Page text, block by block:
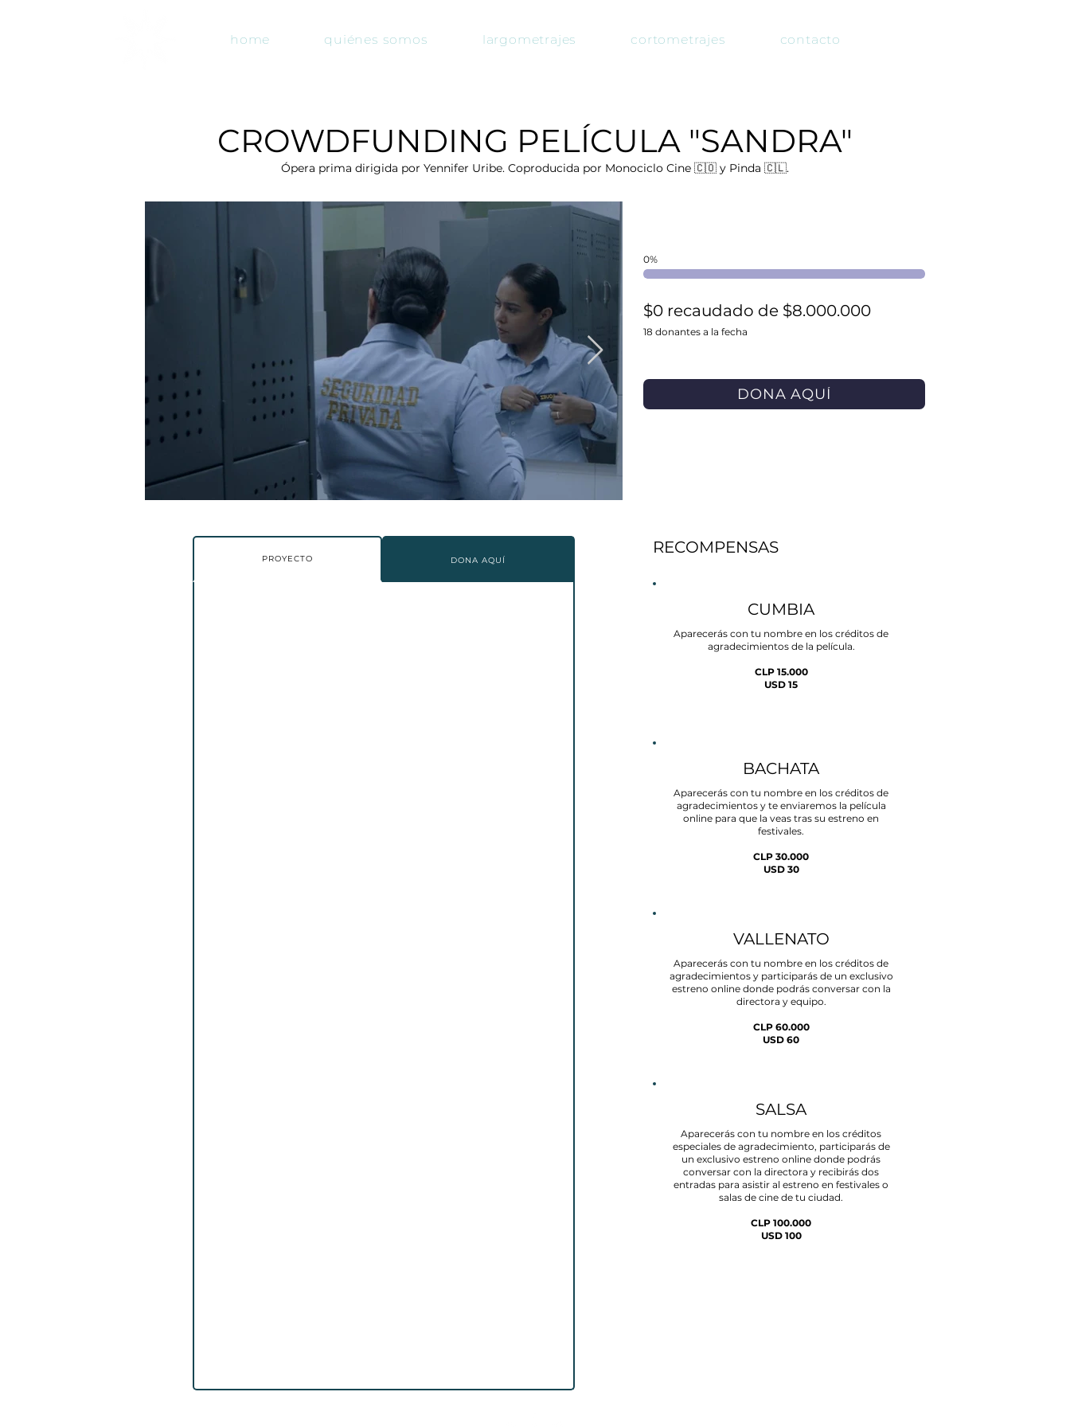
home quiénes somos largometrajes cortometrajes contacto
CROWDFUNDING PELÍCULA "SANDRA"
Ópera prima dirigida por Yennifer Uribe. Coproducida por Monociclo Cine 🇨🇴y Pinda 🇨🇱.
$0 recaudado de $8.000.000
18 donantes a la fecha
DONA AQUÍ
0%
PROYECTO DONA AQUÍ
RECOMPENSAS
CUMBIA
Aparecerás con tu nombre en los créditos de
agradecimientos de la película.
CLP 15.000
USD 15
BACHATA
Aparecerás con tu nombre en los créditos de
agradecimientos y te enviaremos la película
online para que la veas tras su estreno en
festivales.
CLP 30.000
USD 30
VALLENATO
Aparecerás con tu nombre en los créditos de
agradecimientos y participarás de un exclusivo
estreno online donde podrás conversar con la
directora y equipo.
CLP 60.000
USD 60
SALSA
Aparecerás con tu nombre en los créditos
especiales de agradecimiento, participarás de
un exclusivo estreno online donde podrás
conversar con la directora y recibirás dos
entradas para asistir al estreno en festivales o
salas de cine de tu ciudad.
CLP 100.000
USD 100